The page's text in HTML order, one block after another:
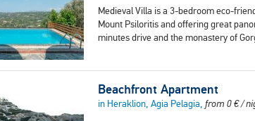
Medieval Villa is a 3-bedroom eco-
Mount Psiloritis and offering great
minutes drive and the monastery of
Beachfront Apartment
in Heraklion, Agia Pelagia, from 0€/